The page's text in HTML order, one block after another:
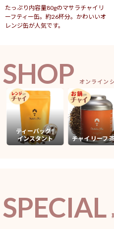
たっぷり内容量80gのマサラチャイリ
ーフティー缶。約26杯分。かわいいオ
レンジ缶が人気です。
SHOP オンライン
ティーバッグ |
インスタント
チャイ リーフ
SPECIAL